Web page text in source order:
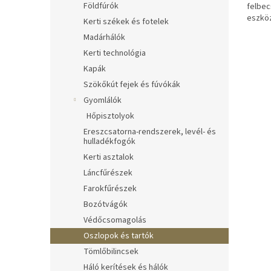
Földfúrók
Kerti székek és fotelek
Madárhálók
Kerti technológia
Kapák
Szökőkút fejek és fúvókák
Gyomlálók
Hőpisztolyok
Ereszcsatorna-rendszerek, levél- és
hulladékfogók
Kerti asztalok
Láncfűrészek
Farokfűrészek
Bozótvágók
Védőcsomagolás
Oszlopok és tartók
Tömlőbilincsek
Háló kerítések és hálók